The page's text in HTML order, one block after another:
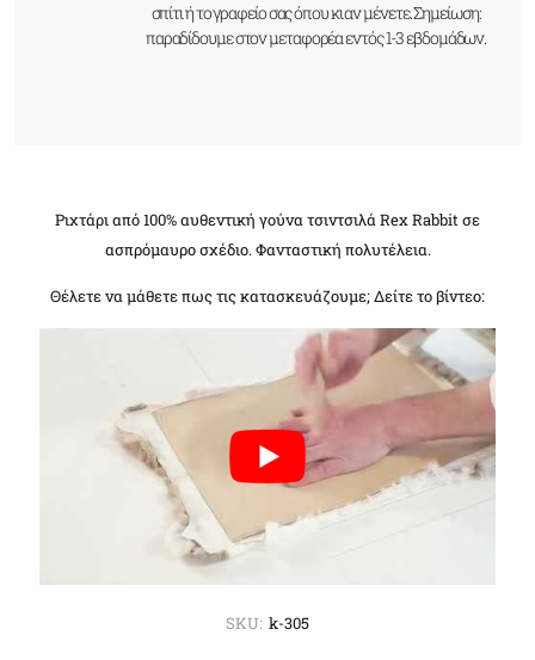
σπίτι ή το γραφείο σας όπου κι αν μένετε. Σημείωση:
παραδίδουμε στον μεταφορέα εντός 1-3 εβδομάδων.
Ριχτάρι από 100% αυθεντική γούνα τσιντσιλά Rex Rabbit σε
ασπρόμαυρο σχέδιο. Φανταστική πολυτέλεια.
Θέλετε να μάθετε πως τις κατασκευάζουμε; Δείτε το βίντεο:
SKU: k-305